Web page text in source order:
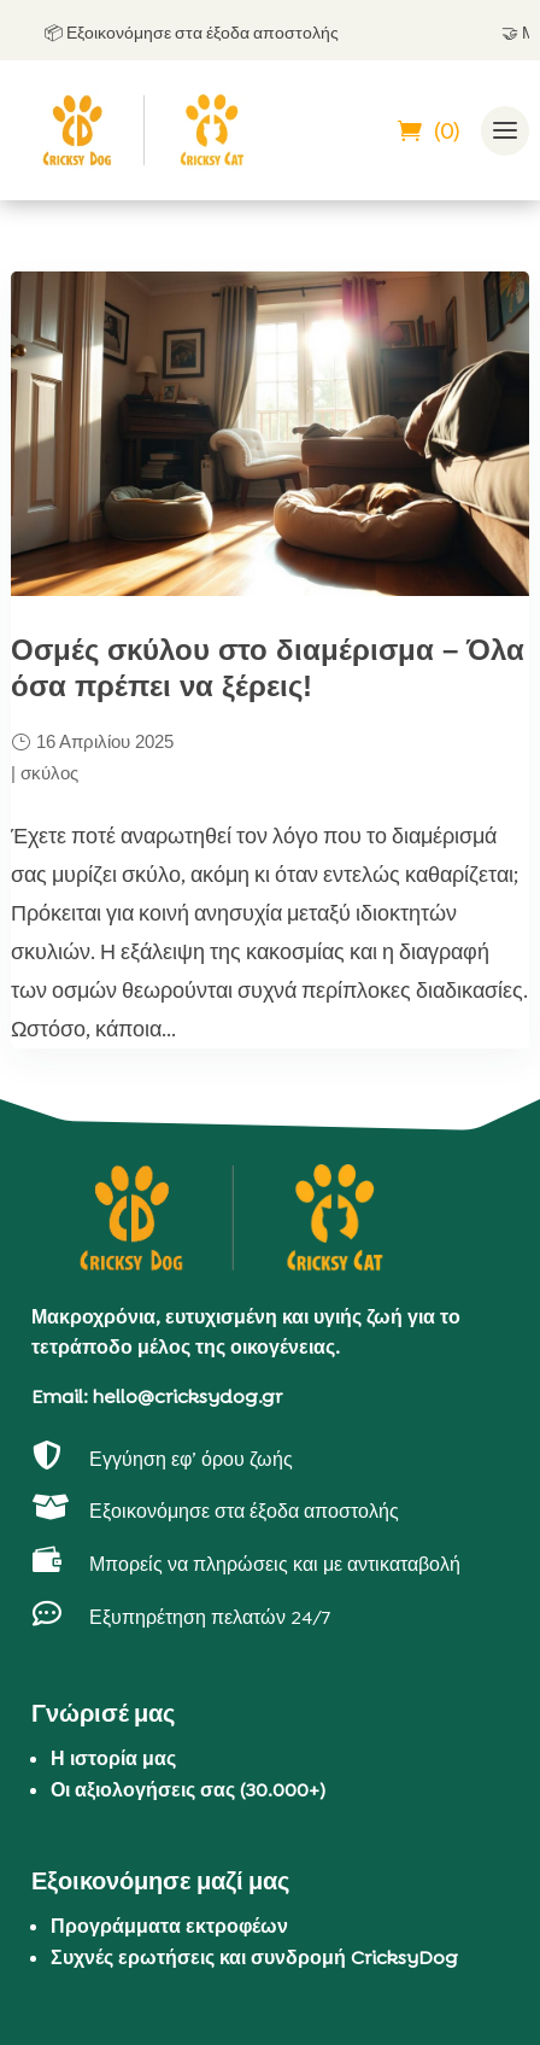
📦 Εξοικονόμησε στα έξοδα αποστολής
(0)
Οσμές σκύλου στο διαμέρισμα – Όλα
όσα πρέπει να ξέρεις!
16 Απριλίου 2025
| σκύλος
Έχετε ποτέ αναρωτηθεί τον λόγο που το διαμέρισμά
σας μυρίζει σκύλο, ακόμη κι όταν εντελώς καθαρίζεται;
Πρόκειται για κοινή ανησυχία μεταξύ ιδιοκτητών
σκυλιών. Η εξάλειψη της κακοσμίας και η διαγραφή
των οσμών θεωρούνται συχνά περίπλοκες διαδικασίες.
Ωστόσο, κάποια...
Μακροχρόνια, ευτυχισμένη και υγιής ζωή για το
τετράποδο μέλος της οικογένειας.
Email: hello@cricksydog.gr
 Εγγύηση εφ’ όρου ζωής
 Εξοικονόμησε στα έξοδα αποστολής
 Μπορείς να πληρώσεις και με αντικαταβολή
 Εξυπηρέτηση πελατών 24/7
Γνώρισέ μας
Η ιστορία μας
Οι αξιολογήσεις σας (30.000+)
Εξοικονόμησε μαζί μας
Προγράμματα εκτροφέων
Συχνές ερωτήσεις και συνδρομή CricksyDog